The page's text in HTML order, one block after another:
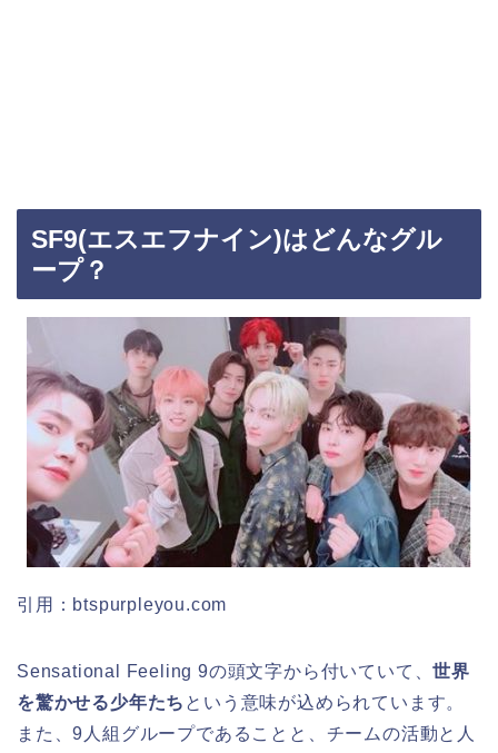
SF9(エスエフナイン)はどんなグル
ープ？
引用：btspurpleyou.com
Sensational Feeling 9の頭文字から付いていて、世界
を驚かせる少年たち という意味が込められています。
また、9人組グループであることと、チームの活動と人